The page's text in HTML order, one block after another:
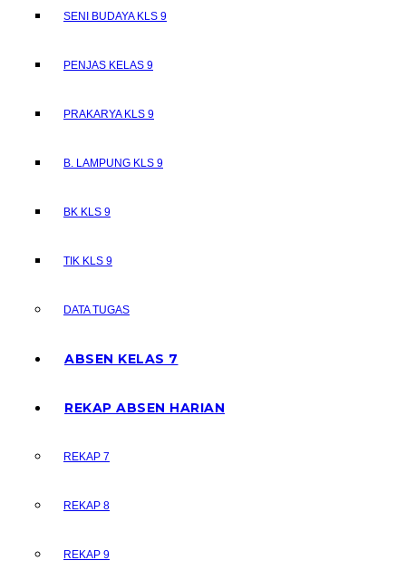
SENI BUDAYA KLS 9
PENJAS KELAS 9
PRAKARYA KLS 9
B. LAMPUNG KLS 9
BK KLS 9
TIK KLS 9
DATA TUGAS
ABSEN KELAS 7
REKAP ABSEN HARIAN
REKAP 7
REKAP 8
REKAP 9